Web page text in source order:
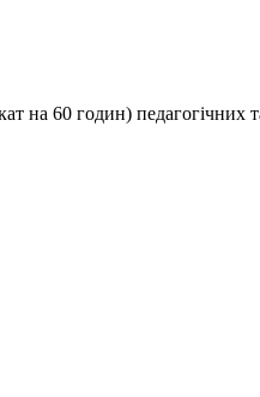
на 60 годин) педагогічних